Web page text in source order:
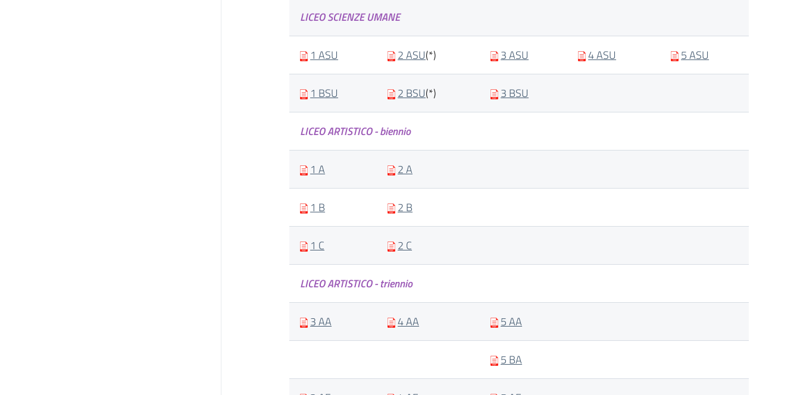
LICEO SCIENZE UMANE
1 ASU 2 ASU(*) 3 ASU 4 ASU 5 ASU
1 BSU 2 BSU(*) 3 BSU
LICEO ARTISTICO - biennio
1 A 2 A
1 B 2 B
1 C 2 C
LICEO ARTISTICO - triennio
3 AA 4 AA 5 AA
5 BA